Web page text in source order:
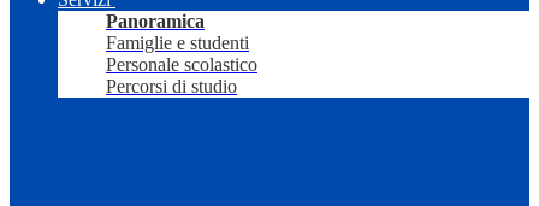
Panoramica
Famiglie e studenti
Personale scolastico
Percorsi di studio